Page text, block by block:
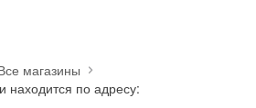
магазины
находится по адресу: